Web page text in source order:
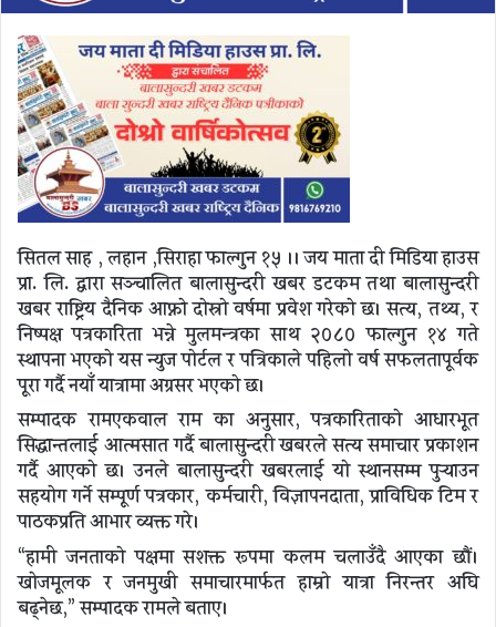
सितल साह , लहान ,सिराहा फाल्गुन १५ ।। जय माता दी मिडिया हाउस
प्रा. लि. द्वारा सञ्चालितबालासुन्दरी खबर डटकमतथाबालासुन्दरी
खबर राष्ट्रिय दैनिकआफ्नोदोस्रो वर्षमा प्रवेशगरेको छ। सत्य, तथ्य, र
निष्पक्ष पत्रकारिता भन्ने मुलमन्त्रका साथ २०८० फाल्गुन १४ गते
स्थापना भएको यस न्युज पोर्टल र पत्रिकालेपहिलो वर्ष सफलतापूर्वक
पूरागर्दैनयाँ यात्रामा अग्रसर भएकोछ।
सम्पादकरामएकवाल रामका अनुसार,पत्रकारिताको आधारभूत
सिद्धान्तलाई आत्मसातगर्दै बालासुन्दरी खबरले सत्य समाचार प्रकाशन
गर्दै आएको छ। उनले बालासुन्दरी खबरलाई यो स्थानसम्म पुर्‍याउन
सहयोग गर्ने सम्पूर्णपत्रकार, कर्मचारी, विज्ञापनदाता, प्राविधिक टिम र
पाठकप्रतिआभार व्यक्त गरे।
“हामीजनताको पक्षमा सशक्त रूपमा कलम चलाउँदै आएका छौं।
खोजमूलक र जनमुखी समाचारमार्फत हाम्रो यात्रा निरन्तर अघि
बढ्नेछ,”सम्पादक रामले बताए।